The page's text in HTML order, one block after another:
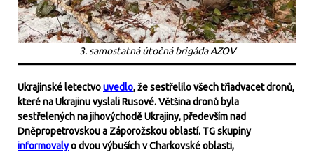
3. samostatná útočná brigáda AZOV
Ukrajinské letectvouvedlo, že sestřelilo všech třiadvacet dronů,
které na Ukrajinu vyslali Rusové. Většina dronů byla
sestřelených na jihovýchodě Ukrajiny, především nad
Dněpropetrovskou a Záporožskou oblastí. TG skupiny
informovalyo dvou výbuších v Charkovské oblasti,